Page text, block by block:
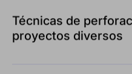
Técnicas de
proyectos diversos